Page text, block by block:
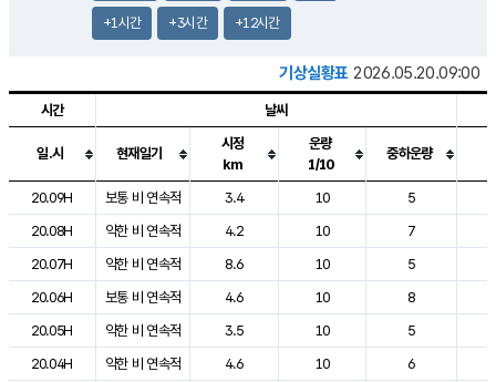
+1시간 +3시간 +12시간
기상실황표 2026.05.20.09:00
도시별 기상실황표로 지점, 날씨, 기온, 강수, 바람, 기압등을 안내한 표입
시간 날씨
일.시 현재일기
시정
km
운량
1/10
중하운량
20.09H
보통 비 연속적 3.4 10 5
20.08H
약한 비 연속적 4.2 10 7
20.07H
약한 비 연속적 8.6 10 5
20.06H
보통 비 연속적 4.6 10 8
20.05H
약한 비 연속적 3.5 10 5
20.04H
약한 비 연속적 4.6 10 6